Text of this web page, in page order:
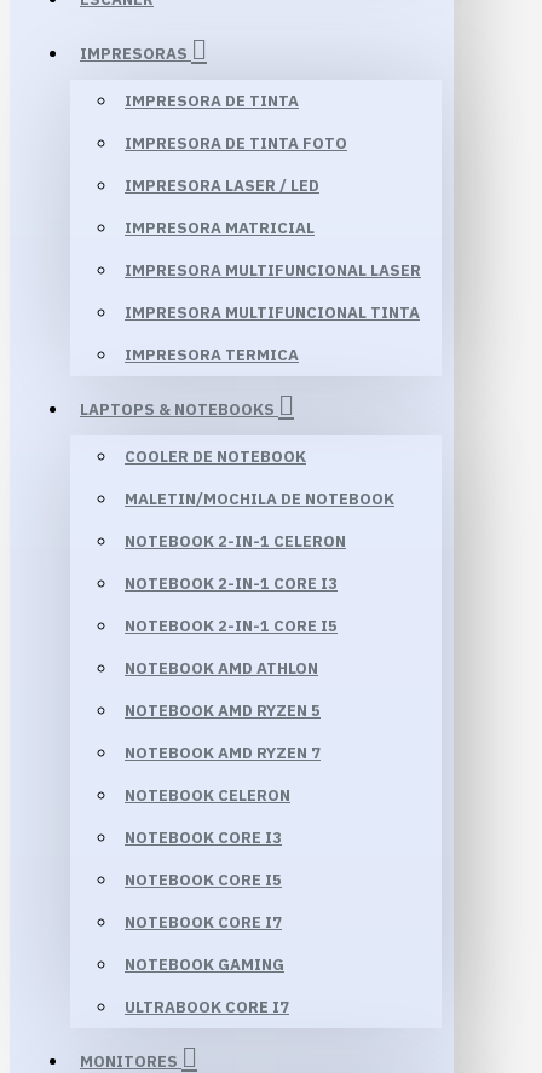
IMPRESORAS
IMPRESORA DE TINTA
IMPRESORA DE TINTA FOTO
IMPRESORA LASER / LED
IMPRESORA MATRICIAL
IMPRESORA MULTIFUNCIONAL LASER
IMPRESORA MULTIFUNCIONAL TINTA
IMPRESORA TERMICA
LAPTOPS & NOTEBOOKS
COOLER DE NOTEBOOK
MALETIN/MOCHILA DE NOTEBOOK
NOTEBOOK 2-IN-1 CELERON
NOTEBOOK 2-IN-1 CORE I3
NOTEBOOK 2-IN-1 CORE I5
NOTEBOOK AMD ATHLON
NOTEBOOK AMD RYZEN 5
NOTEBOOK AMD RYZEN 7
NOTEBOOK CELERON
NOTEBOOK CORE I3
NOTEBOOK CORE I5
NOTEBOOK CORE I7
NOTEBOOK GAMING
ULTRABOOK CORE I7
MONITORES